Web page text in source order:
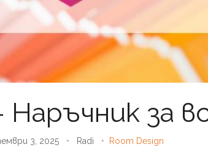
за
3, 2025 • Radi • Room Design